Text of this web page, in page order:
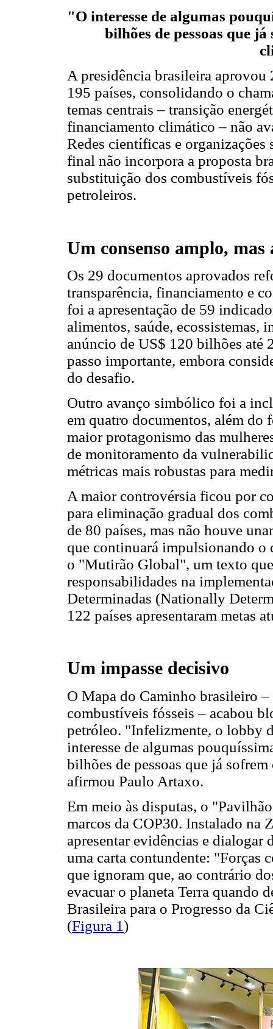
"O interesse de algumas
bilhões de pessoas que
A presidência brasileira
195 países, consolidando o
temas centrais – transição
financiamento climático – não
Redes científicas e
final não incorpora a proposta
substituição dos combustíveis
petroleiros.
Um consenso amplo,
Os 29 documentos aprovados
transparência, financiamento e
foi a apresentação de 59
alimentos, saúde, ecossistemas,
anúncio de US$ 120 bilhões até
passo importante, embora
do desafio.
Outro avanço simbólico foi a
em quatro documentos, além do
maior protagonismo das
de monitoramento da
métricas mais robustas para
A maior controvérsia ficou por
para eliminação gradual dos
de 80 países, mas não houve
que continuará impulsionando o
o "Mutirão Global", um texto
responsabilidades na
Determinadas (Nationally
122 países apresentaram metas
Um impasse decisivo
O Mapa do Caminho brasileiro
combustíveis fósseis – acabou
petróleo. "Infelizmente, o lobby
interesse de algumas
bilhões de pessoas que já
afirmou Paulo Artaxo.
Em meio às disputas, o
marcos da COP30. Instalado na
apresentar evidências e dialogar
uma carta contundente: "Forças
que ignoram que, ao contrário
evacuar o planeta Terra quando
Brasileira para o Progresso da
(Figura 1)